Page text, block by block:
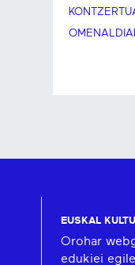
EUSKAL
Orohar
edukiei